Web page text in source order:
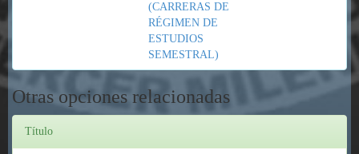
(CARRERAS DE
RÉGIMEN DE
ESTUDIOS
SEMESTRAL)
Otras opciones relacionadas
Título